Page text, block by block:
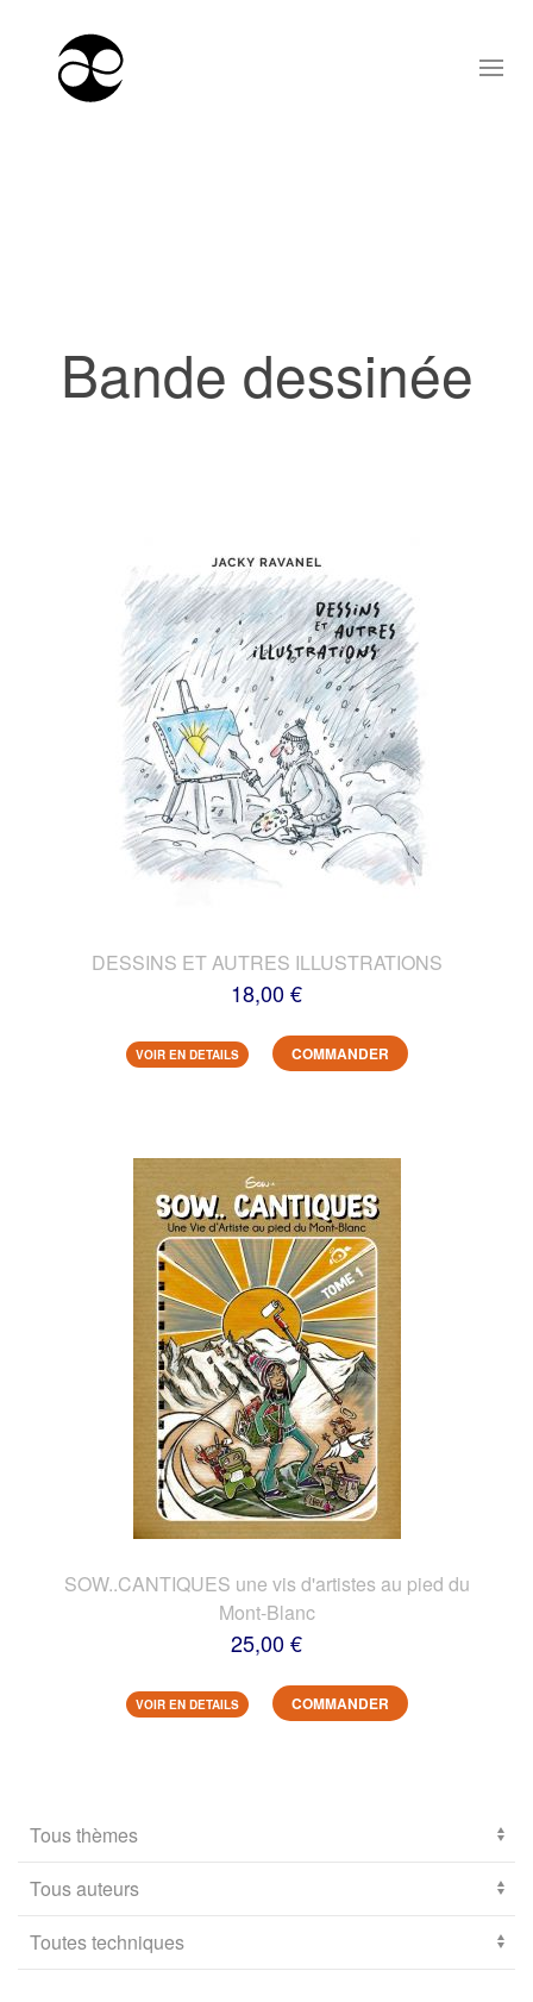
Bande dessinée
DESSINS ET AUTRES ILLUSTRATIONS
18,00 €
VOIR EN DETAILS COMMANDER
SOW..CANTIQUES une vis d'artistes au pied du
Mont-Blanc
25,00 €
VOIR EN DETAILS COMMANDER